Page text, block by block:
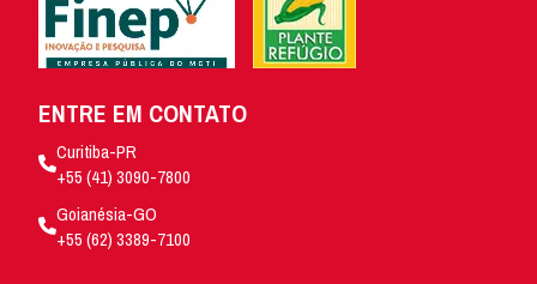
ENTRE EM CONTATO
Curitiba-PR
+55 (41) 3090-7800
Goianésia-GO
+55 (62) 3389-7100